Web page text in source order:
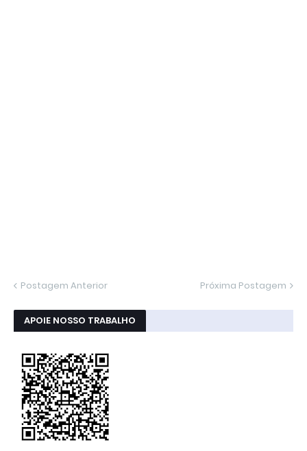
Postagem Anterior Próxima Postagem
APOIE NOSSO TRABALHO